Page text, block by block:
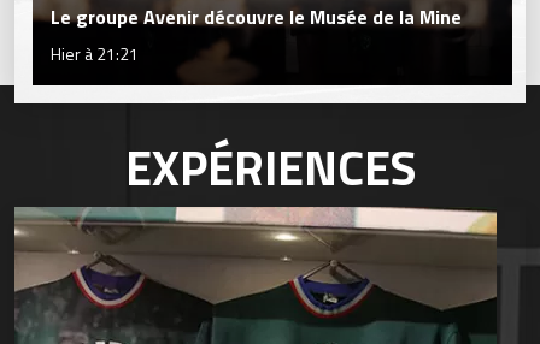
Le groupe Avenir découvre le Musée de la Mine
Hier à 21:21
EXPÉRIENCES